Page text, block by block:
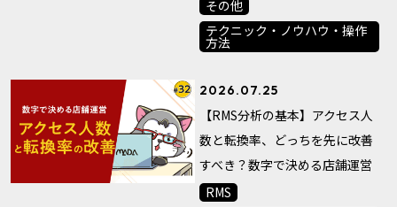
その他
テクニック・ノウハウ・操作
方法
2026.07.25
【RMS分析の基本】アクセス人
数と転換率、どっちを先に改善
すべき？数字で決める店舗運営
RMS